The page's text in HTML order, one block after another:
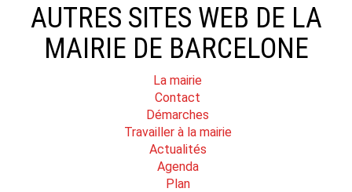
AUTRES SITES WEB DE LA
MAIRIE DE BARCELONE
La mairie
Contact
Démarches
Travailler à la mairie
Actualités
Agenda
Plan